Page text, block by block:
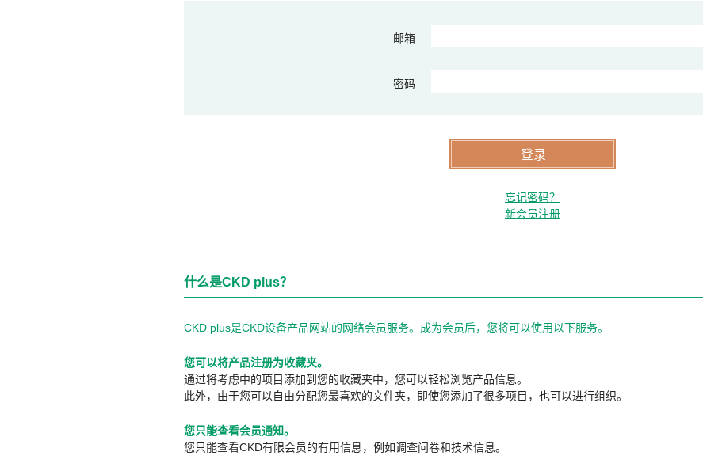
邮箱
密码
忘记密码？
新会员注册
什么是CKD plus？
CKD plus是CKD设备产品网站的网络会员服务。成为会员后，您将可以使用以下服务。
您可以将产品注册为收藏夹。
通过将考虑中的项目添加到您的收藏夹中，您可以轻松浏览产品信息。
此外，由于您可以自由分配您最喜欢的文件夹，即使您添加了很多项目，也可以进行组织。
您只能查看会员通知。
您只能查看CKD有限会员的有用信息，例如调查问卷和技术信息。